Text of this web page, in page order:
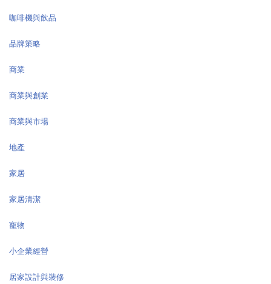
咖啡機與飲品
品牌策略
商業
商業與創業
商業與市場
地產
家居
家居清潔
寵物
小企業經營
居家設計與裝修